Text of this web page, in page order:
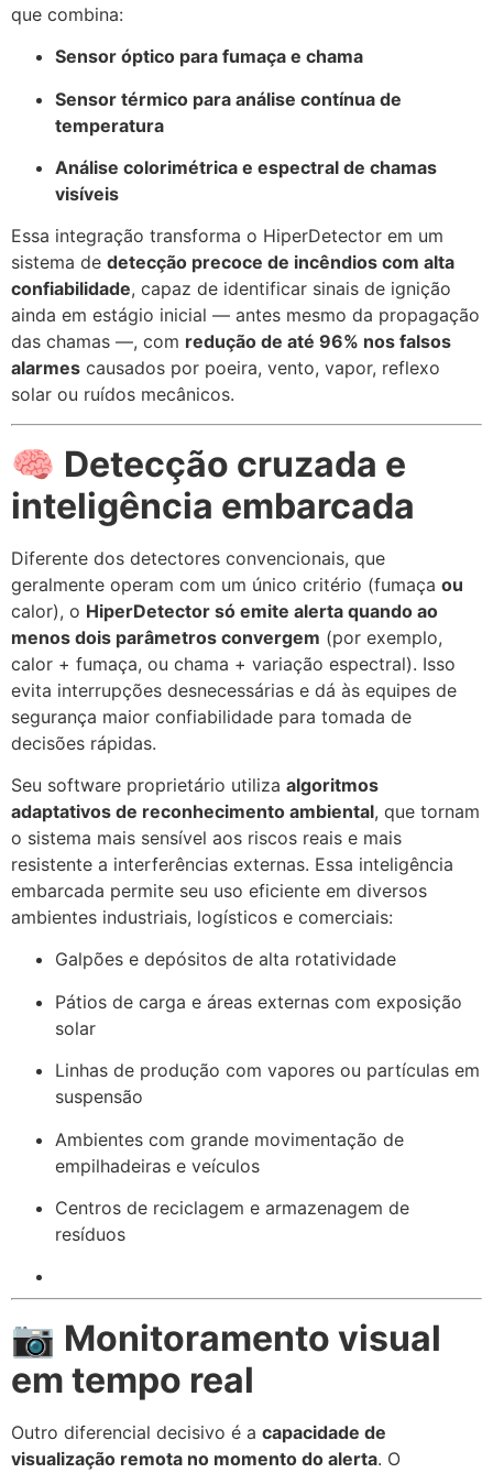
que combina:
Sensor óptico para fumaça e chama
Sensor térmico para análise contínua de
temperatura
Análise colorimétrica e espectral de chamas
visíveis
Essa integração transforma o HiperDetector em um
sistema de detecção precoce de incêndios com alta
confiabilidade, capaz de identificar sinais de ignição
ainda em estágio inicial — antes mesmo da propagação
das chamas —, com redução de até 96% nos falsos
alarmes causados por poeira, vento, vapor, reflexo
solar ou ruídos mecânicos.
🧠 Detecção cruzada e
inteligência embarcada
Diferente dos detectores convencionais, que
geralmente operam com um único critério (fumaça ou
calor), o HiperDetector só emite alerta quando ao
menos dois parâmetros convergem (por exemplo,
calor + fumaça, ou chama + variação espectral). Isso
evita interrupções desnecessárias e dá às equipes de
segurança maior confiabilidade para tomada de
decisões rápidas.
Seu software proprietário utiliza algoritmos
adaptativos de reconhecimento ambiental, que tornam
o sistema mais sensível aos riscos reais e mais
resistente a interferências externas. Essa inteligência
embarcada permite seu uso eficiente em diversos
ambientes industriais, logísticos e comerciais:
Galpões e depósitos de alta rotatividade
Pátios de carga e áreas externas com exposição
solar
Linhas de produção com vapores ou partículas em
suspensão
Ambientes com grande movimentação de
empilhadeiras e veículos
Centros de reciclagem e armazenagem de
resíduos
📷 Monitoramento visual
em tempo real
Outro diferencial decisivo é a capacidade de
visualização remota no momento do alerta. O